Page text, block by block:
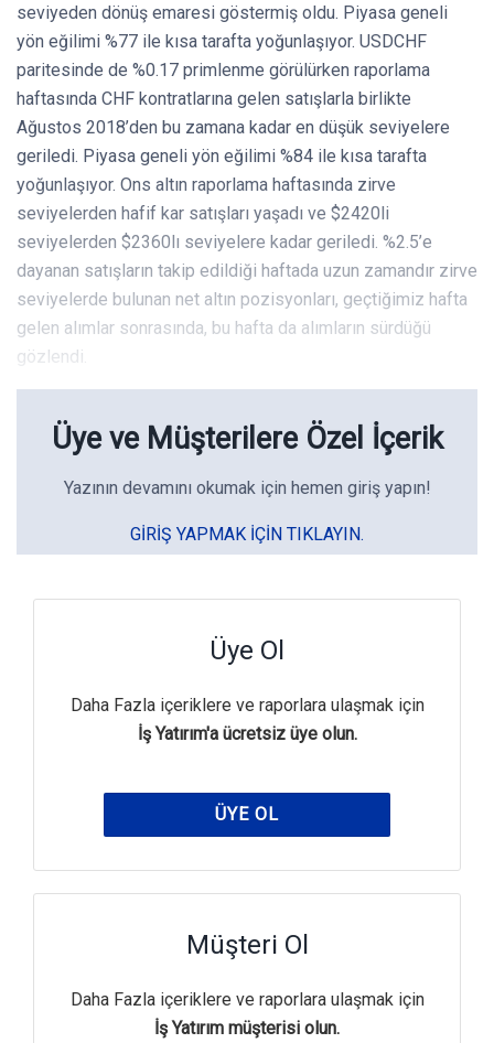
seviyeden dönüş emaresi göstermiş oldu. Piyasa geneli
yön eğilimi %77 ile kısa tarafta yoğunlaşıyor. USDCHF
paritesinde de %0.17 primlenme görülürken raporlama
haftasında CHF kontratlarına gelen satışlarla birlikte
Ağustos 2018’den bu zamana kadar en düşük seviyelere
geriledi. Piyasa geneli yön eğilimi %84 ile kısa tarafta
yoğunlaşıyor. Ons altın raporlama haftasında zirve
seviyelerden hafif kar satışları yaşadı ve $2420li
seviyelerden $2360lı seviyelere kadar geriledi. %2.5’e
dayanan satışların takip edildiği haftada uzun zamandır zirve
seviyelerde bulunan net altın pozisyonları, geçtiğimiz hafta
gelen alımlar sonrasında, bu hafta da alımların sürdüğü
gözlendi.
Üye ve Müşterilere Özel İçerik
Yazının devamını okumak için hemen giriş yapın!
GIRIŞ YAPMAK IÇIN TIKLAYIN.
Üye Ol
Daha Fazla içeriklere ve raporlara ulaşmak için
İş Yatırım'a ücretsiz üye olun.
ÜYE OL
Müşteri Ol
Daha Fazla içeriklere ve raporlara ulaşmak için
İş Yatırım müşterisi olun.